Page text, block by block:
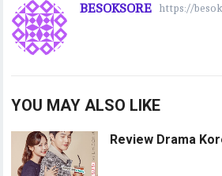
BESOKSORE https://
YOU MAY ALSO LIKE
Review Drama